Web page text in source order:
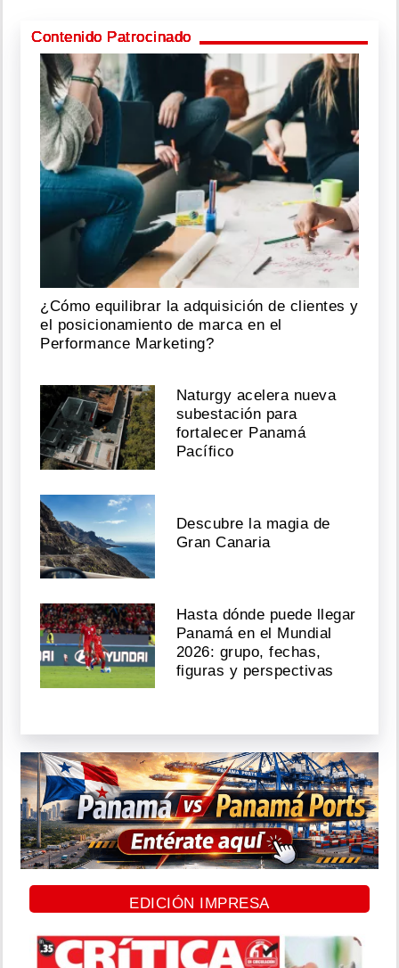
Contenido Patrocinado
¿Cómo equilibrar la adquisición de clientes y
el posicionamiento de marca en el
Performance Marketing?
Naturgy acelera nueva
subestación para
fortalecer Panamá
Pacífico
Descubre la magia de
Gran Canaria
Hasta dónde puede llegar
Panamá en el Mundial
2026: grupo, fechas,
figuras y perspectivas
EDICIÓN IMPRESA